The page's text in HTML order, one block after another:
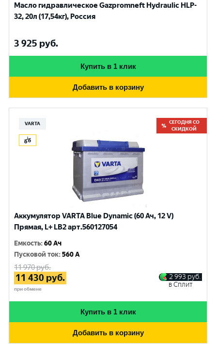
Масло гидравлическое Gazpromneft Hydraulic HLP-
32, 20л (17,54кг), Россия
3 925 руб.
Купить в 1 клик
Добавить в корзину
VARTA
СЕГОДНЯ СО
СКИДКОЙ
Аккумулятор VARTA Blue Dynamic (60 Ач, 12 V)
Прямая, L+ LB2 арт.560127054
Емкость:60 Ач
Пусковой ток:560 A
11 970руб.
11 430 руб.
при обмене
2 993 руб.
в Сплит
Купить в 1 клик
Добавить в корзину